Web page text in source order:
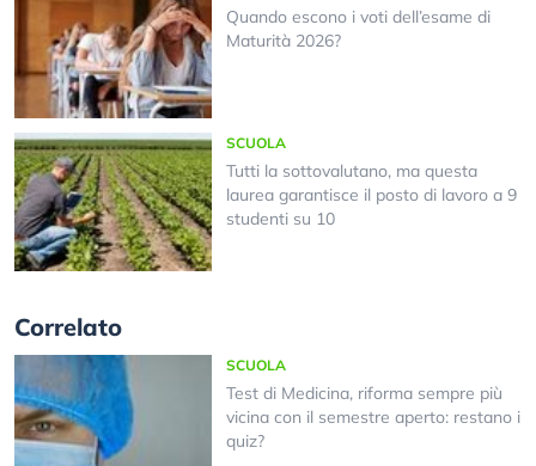
Quando escono i voti dell’esame di
Maturità 2026?
SCUOLA
Tutti la sottovalutano, ma questa
laurea garantisce il posto di lavoro a 9
studenti su 10
Correlato
SCUOLA
Test di Medicina, riforma sempre più
vicina con il semestre aperto: restano i
quiz?